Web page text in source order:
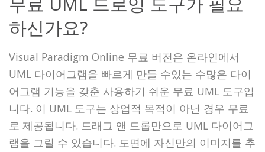
하신가요?
Visual Paradigm Online 무료 버전은 온라인에서
UML 다이어그램을 빠르게 만들 수있는 수많은 다이
어그램 기능을 갖춘 사용하기 쉬운 무료 UML 도구입
니다. 이 UML 도구는 상업적 목적이 아닌 경우 무료
로 제공됩니다. 드래그 앤 드롭만으로 UML 다이어그
램을 그릴 수 있습니다. 도면에 자신만의 이미지를 추